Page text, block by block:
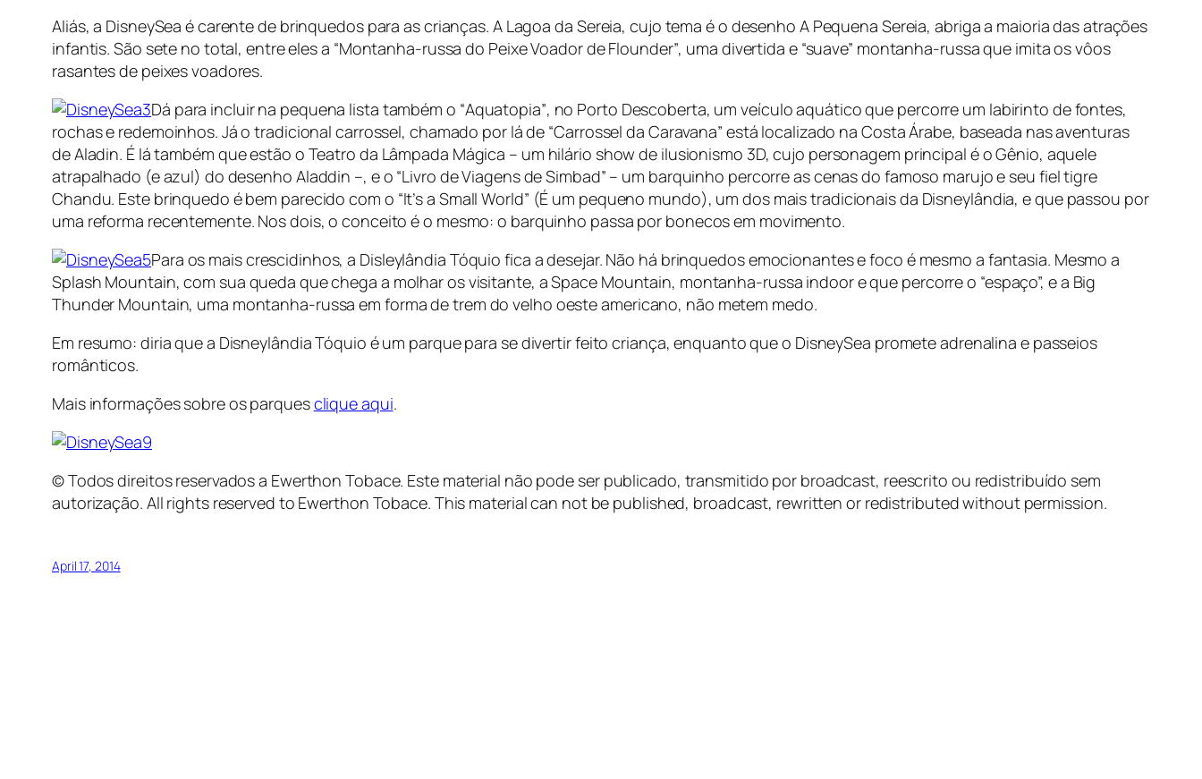
Aliás, a DisneySea é carente de brinquedos para as crianças. A Lagoa da Sereia, cujo tema é o desenho A Pequena Sereia, abriga a maioria das atrações
infantis. São sete no total, entre eles a “Montanha-russa do Peixe Voador de Flounder”, uma divertida e “suave” montanha-russa que imita os vôos
rasantes de peixes voadores.
Dá para incluir na pequena lista também o “Aquatopia”, no Porto Descoberta, um veículo aquático que percorre um labirinto de fontes,
rochas e redemoinhos. Já o tradicional carrossel, chamado por lá de “Carrossel da Caravana” está localizado na Costa Árabe, baseada nas aventuras
deAladin. É lá também que estão o Teatro da Lâmpada Mágica – um hilário show de ilusionismo 3D, cujo personagem principal é o Gênio, aquele
atrapalhado (e azul) do desenho Aladdin –, e o “Livro de Viagens de Simbad” – um barquinho percorre as cenas do famoso marujo e seu fiel tigre
Chandu. Este brinquedo é bem parecido com o “It’s a Small World” (É um pequeno mundo), um dos mais tradicionais da Disneylândia, e que passou por
uma reforma recentemente. Nos dois, o conceito é o mesmo: o barquinho passa por bonecos em movimento.
Para os mais crescidinhos, a Disleylândia Tóquio fica a desejar. Não há brinquedos emocionantes e foco é mesmo a fantasia. Mesmo a
Splash Mountain, com sua queda que chega a molhar os visitante, aSpace Mountain, montanha-russa indoor e que percorre o “espaço”, e a Big
Thunder Mountain, uma montanha-russa em forma de trem do velho oeste americano, não metem medo.
Em resumo: diria que a Disneylândia Tóquio é um parque para se divertir feito criança, enquanto que o DisneySea promete adrenalina e passeios
românticos.
Mais informações sobre os parquesclique aqui.
© Todos direitos reservados a Ewerthon Tobace. Este material não pode ser publicado, transmitido por broadcast, reescrito ou redistribuído sem
autorização. All rights reserved to Ewerthon Tobace. This materialcan not be published, broadcast, rewritten or redistributedwithout permission.
April 17, 2014